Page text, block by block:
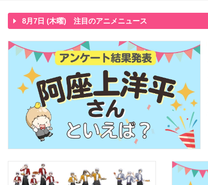
8月7日 (木曜) 注目のアニメニュース